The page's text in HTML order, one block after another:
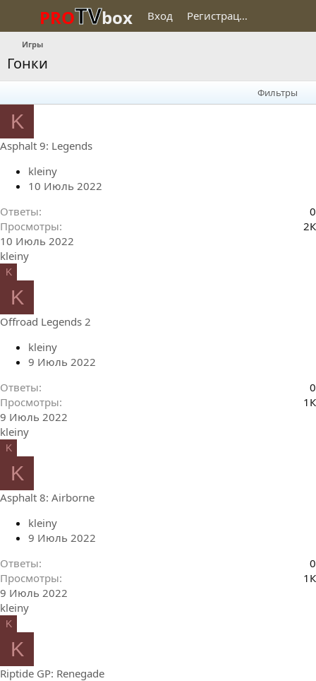
PROTVbox Вход Регистрация
Игры
Гонки
Фильтры
K
Asphalt 9: Legends
kleiny
10 Июль 2022
Ответы
0
Просмотры
2К
10 Июль 2022
kleiny
K
K
Offroad Legends 2
kleiny
9 Июль 2022
Ответы
0
Просмотры
1К
9 Июль 2022
kleiny
K
K
Asphalt 8: Airborne
kleiny
9 Июль 2022
Ответы
0
Просмотры
1К
9 Июль 2022
kleiny
K
K
Riptide GP: Renegade